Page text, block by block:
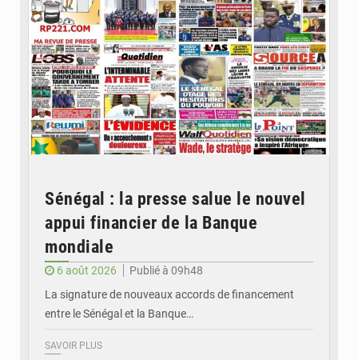
Sénégal : la presse salue le nouvel
appui financier de la Banque
mondiale
6 août 2026
Publié à 09h48
La signature de nouveaux accords de financement
entre le Sénégal et la Banque…
SAVOIR PLUS